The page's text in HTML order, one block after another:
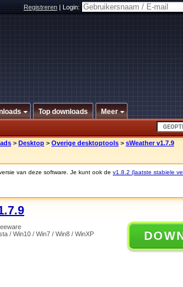
Registreren|Login:
Top downloads Meer
> Desktop > Overige desktoptools > sWeather v1.7.9
van deze software. Je kunt ook de v1.8.2 (laatste stabiele
/ Win10 / Win7 / Win8 / WinXP